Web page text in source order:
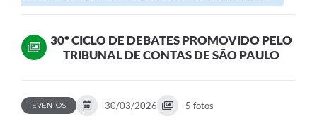
30º CICLO DE DEBATES PROMOVIDO PELO
TRIBUNAL DE CONTAS DE SÃO PAULO
EVENTOS 30/03/2026 5 fotos